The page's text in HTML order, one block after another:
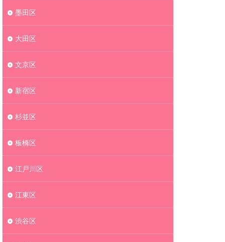
墨田区
大田区
文京区
新宿区
杉並区
板橋区
江戸川区
江東区
渋谷区